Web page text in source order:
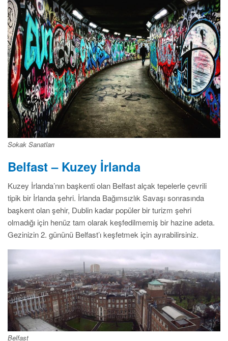
Sokak Sanatları
Belfast – Kuzey İrlanda
Kuzey İrlanda’nın başkenti olan Belfast alçak tepelerle çevrili
tipik bir İrlanda şehri. İrlanda Bağımsızlık Savaşı sonrasında
başkent olan şehir, Dublin kadar popüler bir turizm şehri
olmadığı için henüz tam olarak keşfedilmemiş bir hazine adeta.
Gezinizin 2. gününü Belfast’ı keşfetmek için ayırabilirsiniz.
Belfast